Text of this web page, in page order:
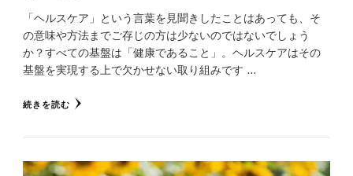
「ヘルスケア」という言葉を見聞きしたことはあっても、そ
の意味や方法までご存じの方は少ないのではないでしょう
か？すべての基盤は「健康であること」。ヘルスケアはその
基盤を実現する上で欠かせない取り組みです …
続きを読む